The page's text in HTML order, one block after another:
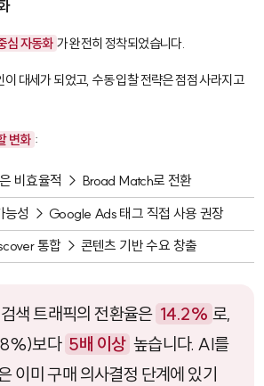
심 자동화 가 완전히 정착되었습니다.
이 대세가 되었고, 수동 입찰 전략은 점점 사라지고
변화 :
비효율적 → Broad Match로 전환
능성 → Google Ads 태그 직접 사용 권장
통합 → 콘텐츠 기반 수요 창출
색 트래픽의 전환율은 14.2% 로,
보다 5배 이상 높습니다. AI를
이미 구매 의사결정 단계에 있기